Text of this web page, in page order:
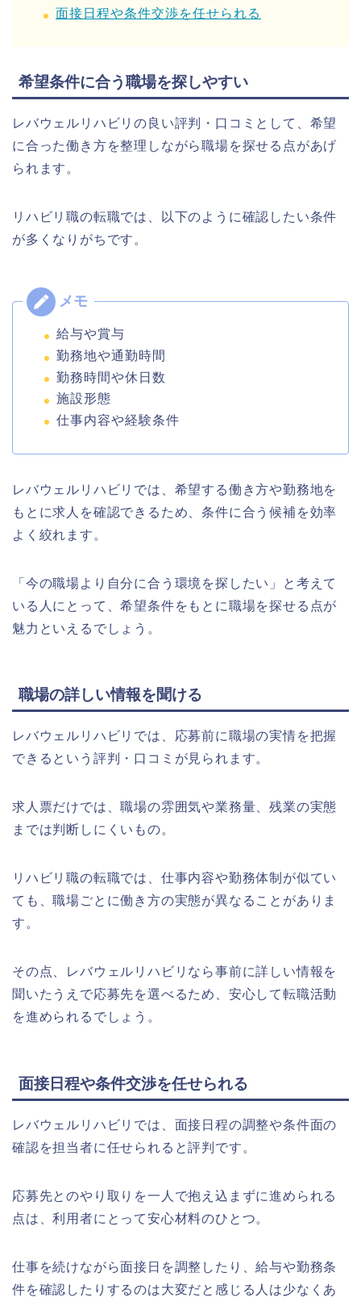
面接日程や条件交渉を任せられる
希望条件に合う職場を探しやすい
レバウェルリハビリの良い評判・口コミとして、希望
に合った働き方を整理しながら職場を探せる点があげ
られます。
リハビリ職の転職では、以下のように確認したい条件
が多くなりがちです。
給与や賞与
勤務地や通勤時間
勤務時間や休日数
施設形態
仕事内容や経験条件
レバウェルリハビリでは、希望する働き方や勤務地を
もとに求人を確認できるため、条件に合う候補を効率
よく絞れます。
「今の職場より自分に合う環境を探したい」と考えて
いる人にとって、希望条件をもとに職場を探せる点が
魅力といえるでしょう。
職場の詳しい情報を聞ける
レバウェルリハビリでは、応募前に職場の実情を把握
できるという評判・口コミが見られます。
求人票だけでは、職場の雰囲気や業務量、残業の実態
までは判断しにくいもの。
リハビリ職の転職では、仕事内容や勤務体制が似てい
ても、職場ごとに働き方の実態が異なることがありま
す。
その点、レバウェルリハビリなら事前に詳しい情報を
聞いたうえで応募先を選べるため、安心して転職活動
を進められるでしょう。
面接日程や条件交渉を任せられる
レバウェルリハビリでは、面接日程の調整や条件面の
確認を担当者に任せられると評判です。
応募先とのやり取りを一人で抱え込まずに進められる
点は、利用者にとって安心材料のひとつ。
仕事を続けながら面接日を調整したり、給与や勤務条
件を確認したりするのは大変だと感じる人は少なくあ